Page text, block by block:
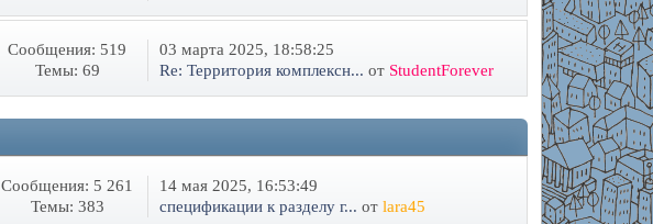
Сообщения: 519
Темы: 69
03 марта 2025, 18:58:25
Re: Территория комплексн... от StudentForever
Сообщения: 5 261
Темы: 383
14 мая 2025, 16:53:49
спецификации к разделу г... от lara45